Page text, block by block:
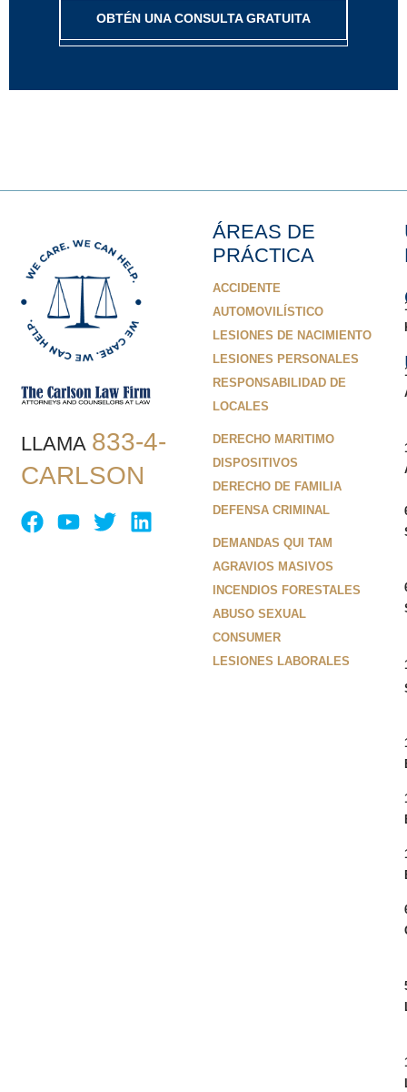
OBTÉN UNA CONSULTA GRATUITA
LLAMA 833-4-
CARLSON
ÁREAS DE
PRÁCTICA
ACCIDENTE
AUTOMOVILÍSTICO
LESIONES DE NACIMIENTO
LESIONES PERSONALES
RESPONSABILIDAD DE
LOCALES
DERECHO MARITIMO
DISPOSITIVOS
DERECHO DE FAMILIA
DEFENSA CRIMINAL
DEMANDAS QUI TAM
AGRAVIOS MASIVOS
INCENDIOS FORESTALES
ABUSO SEXUAL
CONSUMER
LESIONES LABORALES